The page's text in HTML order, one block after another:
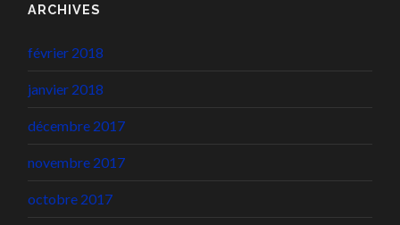
ARCHIVES
février 2018
janvier 2018
décembre 2017
novembre 2017
octobre 2017